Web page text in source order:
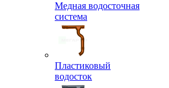
Медная водосточная
система
Пластиковый
водосток